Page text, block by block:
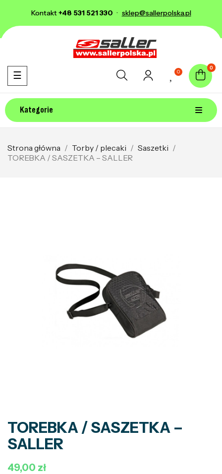
Kontakt+48 531 521 330 · sklep@sallerpolska.pl
0
0
Kategorie
Toggle navigation
☰
Strona główna Torby / plecaki
Saszetki
TOREBKA / SASZETKA – SALLER
TOREBKA / SASZETKA –
SALLER
49,00 zł